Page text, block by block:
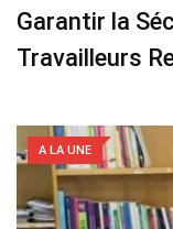
Garantir la
Travailleurs
A LA UNE